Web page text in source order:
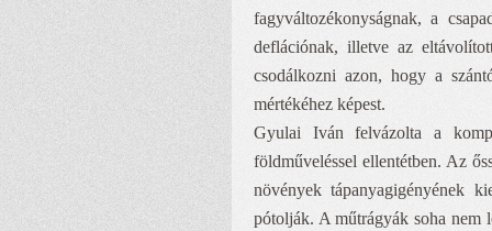
fagyváltozékonyságnak, a
deflációnak, illetve az
csodálkozni azon, hogy a
mértékéhez képest.
Gyulai Iván felvázolta a
földműveléssel ellentétben. Az
növények tápanyagigényének
pótolják. A műtrágyák soha nem